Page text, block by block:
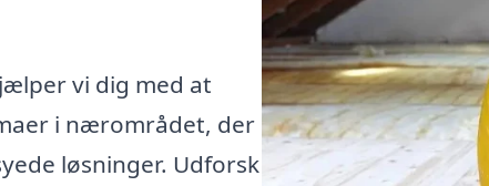
vi dig med at
i nærområdet, der
løsninger. Udforsk